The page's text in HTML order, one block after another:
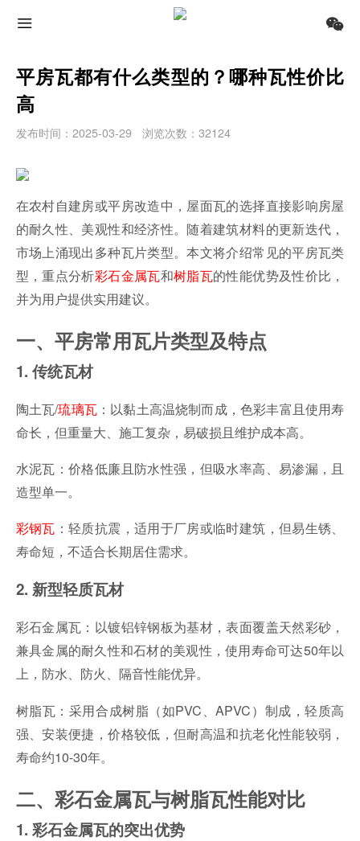
平房瓦都有什么类型的？哪种瓦性价比
高
发布时间：2025-03-29 浏览次数：32124
在农村自建房或平房改造中，屋面瓦的选择直接影响房屋
的耐久性、美观性和经济性。随着建筑材料的更新迭代，
市场上涌现出多种瓦片类型。本文将介绍常见的平房瓦类
型，重点分析彩石金属瓦和树脂瓦的性能优势及性价比，
并为用户提供实用建议。
一、平房常用瓦片类型及特点
1. 传统瓦材
陶土瓦/琉璃瓦 ：以黏土高温烧制而成，色彩丰富且使用寿
命长，但重量大、施工复杂，易破损且维护成本高。
水泥瓦：价格低廉且防水性强，但吸水率高、易渗漏，且
造型单一。
彩钢瓦 ：轻质抗震，适用于厂房或临时建筑，但易生锈、
寿命短，不适合长期居住需求。
2. 新型轻质瓦材
彩石金属瓦：以镀铝锌钢板为基材，表面覆盖天然彩砂，
兼具金属的耐久性和石材的美观性，使用寿命可达50年以
上，防水、防火、隔音性能优异。
树脂瓦：采用合成树脂（如PVC、APVC）制成，轻质高
强、安装便捷，价格较低，但耐高温和抗老化性能较弱，
寿命约10-30年。
二、彩石金属瓦与树脂瓦性能对比
1. 彩石金属瓦的突出优势